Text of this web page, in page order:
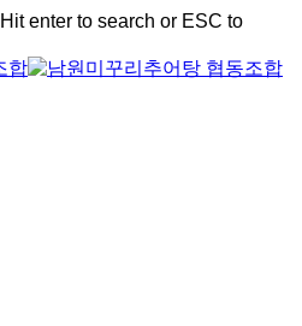
Hit enter to search or ESC to